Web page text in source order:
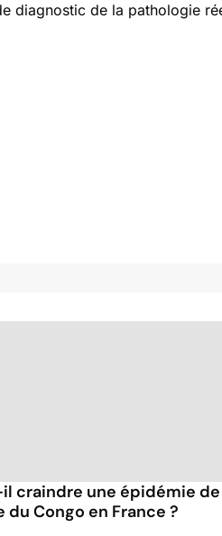
diagnostic de la pathologie
craindre une épidémie de
du Congo en France ?